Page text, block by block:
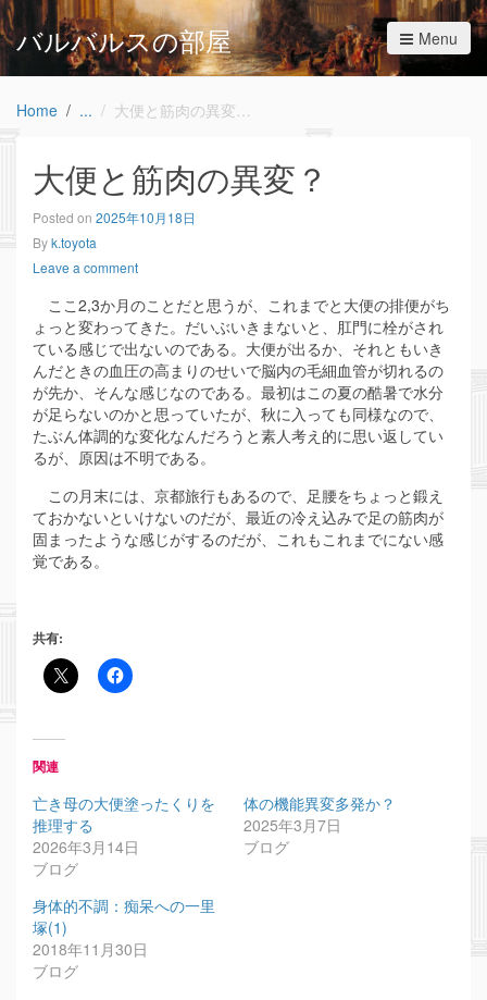
バルバルスの部屋 Menu
Home 大便と筋肉の異変？
大便と筋肉の異変？
Posted on 2025年10月18日
Byk.toyota
Leave a comment
ここ2,3か月のことだと思うが、これまでと大便の排便がち
ょっと変わってきた。だいぶいきまないと、肛門に栓がされ
ている感じで出ないのである。大便が出るか、それともいき
んだときの血圧の高まりのせいで脳内の毛細血管が切れるの
が先か、そんな感じなのである。最初はこの夏の酷暑で水分
が足らないのかと思っていたが、秋に入っても同様なので、
たぶん体調的な変化なんだろうと素人考え的に思い返してい
るが、原因は不明である。
この月末には、京都旅行もあるので、足腰をちょっと鍛え
ておかないといけないのだが、最近の冷え込みで足の筋肉が
固まったような感じがするのだが、これもこれまでにない感
覚である。
共有:
関連
亡き母の大便塗ったくりを
推理する
2026年3月14日
ブログ
体の機能異変多発か？
2025年3月7日
ブログ
身体的不調：痴呆への一里
塚(1)
2018年11月30日
ブログ